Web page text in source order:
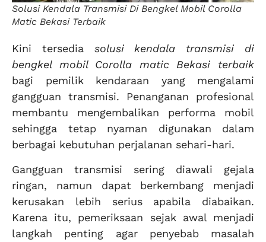
Solusi Kendala Transmisi Di Bengkel Mobil Corolla
Matic Bekasi Terbaik
Kini tersedia solusi kendala transmisi di
bengkel mobil Corolla matic Bekasi terbaik
bagi pemilik kendaraan yang mengalami
gangguan transmisi. Penanganan profesional
membantu mengembalikan performa mobil
sehingga tetap nyaman digunakan dalam
berbagai kebutuhan perjalanan sehari-hari.
Gangguan transmisi sering diawali gejala
ringan, namun dapat berkembang menjadi
kerusakan lebih serius apabila diabaikan.
Karena itu, pemeriksaan sejak awal menjadi
langkah penting agar penyebab masalah